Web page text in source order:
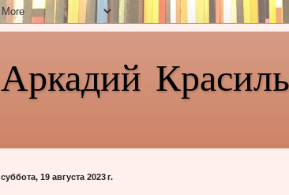
Аркадий
суббота, 19 августа 2023 г.